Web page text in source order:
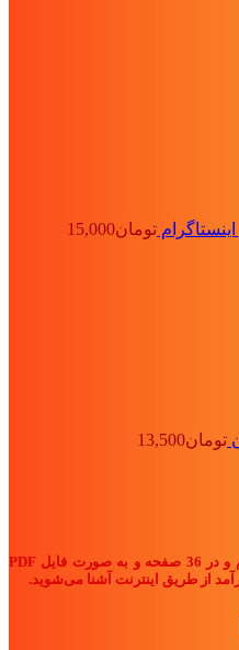
تومان15,000
تومان13,500
کتاب درآمدزایی آنلاین نوشته استیو مقدم و در 36 صفحه و به صورت فایل PDF